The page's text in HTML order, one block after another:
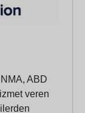
ABD
veren